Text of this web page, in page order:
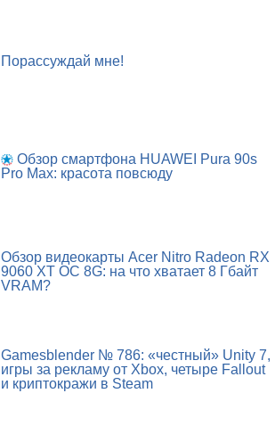
Порассуждай мне!
Обзор смартфона HUAWEI Pura 90s
Pro Max: красота повсюду
Обзор видеокарты Acer Nitro Radeon RX
9060 XT OC 8G: на что хватает 8 Гбайт
VRAM?
Gamesblender № 786: «честный» Unity 7,
игры за рекламу от Xbox, четыре Fallout
и криптокражи в Steam